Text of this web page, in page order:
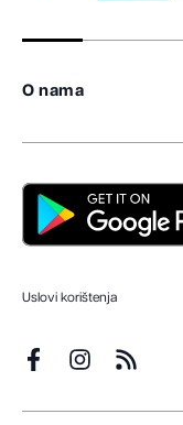
O nama
Uslovi korištenja